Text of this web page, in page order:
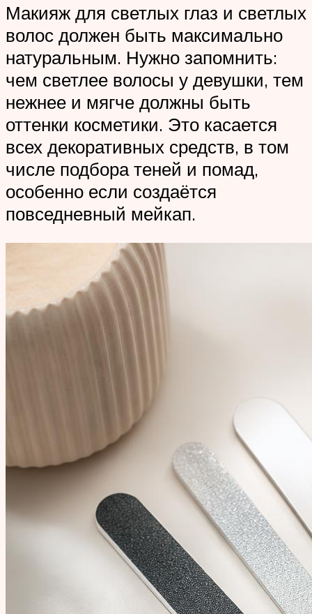
Макияж для светлых глаз и светлых
волос должен быть максимально
натуральным. Нужно запомнить:
чем светлее волосы у девушки, тем
нежнее и мягче должны быть
оттенки косметики. Это касается
всех декоративных средств, в том
числе подбора теней и помад,
особенно если создаётся
повседневный мейкап.